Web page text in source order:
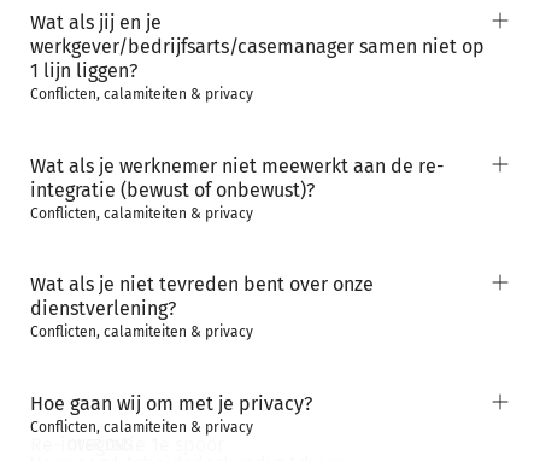
Wat als jij en je
werkgever/bedrijfsarts/casemanager samen niet op
1 lijn liggen?
Conflicten, calamiteiten & privacy
Wat als je werknemer niet meewerkt aan de re-
integratie (bewust of onbewust)?
Conflicten, calamiteiten & privacy
Wat als je niet tevreden bent over onze
dienstverlening?
Conflicten, calamiteiten & privacy
Hoe gaan wij om met je privacy?
Conflicten, calamiteiten & privacy
VOOR WERKGEVERS